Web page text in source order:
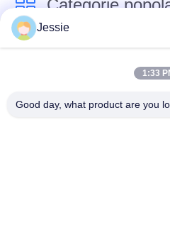
Categorie
Materiale di Smart
Strati stampabili del
Jessie
1:33
Good day, what product are you